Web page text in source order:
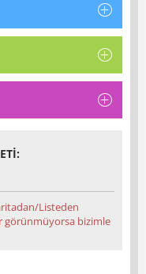
Listeden
görünmüyorsa bizimle